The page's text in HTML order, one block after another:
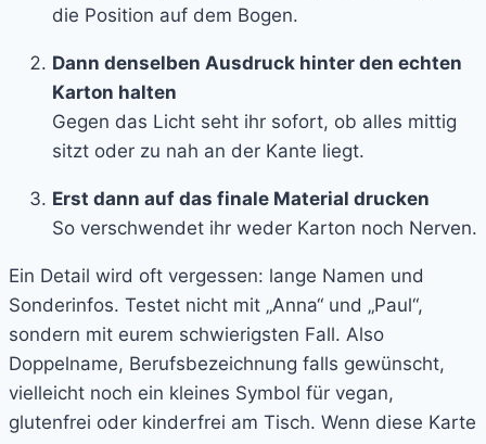
die Position auf dem Bogen.
Dann denselben Ausdruck hinter den echten
Karton halten
Gegen das Licht seht ihr sofort, ob alles mittig
sitzt oder zu nah an der Kante liegt.
Erst dann auf das finale Material drucken
So verschwendet ihr weder Karton noch Nerven.
Ein Detail wird oft vergessen: lange Namen und
Sonderinfos. Testet nicht mit „Anna“ und „Paul“,
sondern mit eurem schwierigsten Fall. Also
Doppelname, Berufsbezeichnung falls gewünscht,
vielleicht noch ein kleines Symbol für vegan,
glutenfrei oder kinderfrei am Tisch. Wenn diese Karte